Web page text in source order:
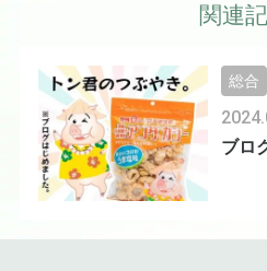
関連
ブロ
総合